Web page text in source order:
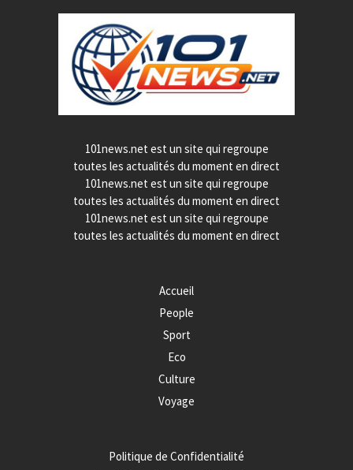
101news.net est un site qui regroupe
toutes les actualités du moment en direct
101news.net est un site qui regroupe
toutes les actualités du moment en direct
101news.net est un site qui regroupe
toutes les actualités du moment en direct
Accueil
People
Sport
Eco
Culture
Voyage
Politique de Confidentialité